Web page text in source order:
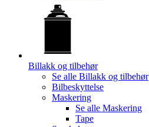
Billakk og tilbehør
Se alle Billakk og tilbehør
Bilbeskyttelse
Maskering
Se alle Maskering
Tape